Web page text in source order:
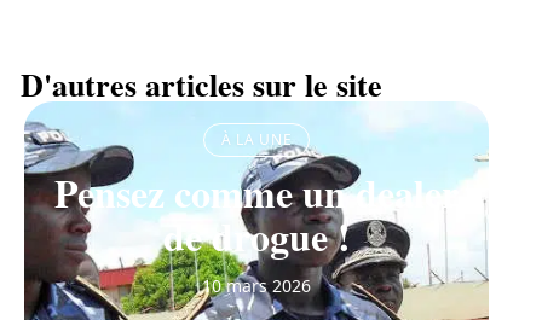
D'autres articles sur le site
À LA UNE
Pensez comme un dealer
de drogue !
10 mars 2026